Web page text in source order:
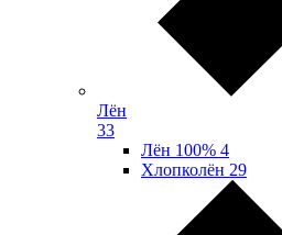
Лён
33
Лён 100% 4
Хлопколён 29